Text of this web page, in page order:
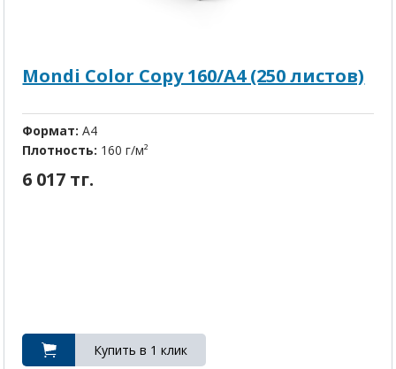
Mondi Color Copy 160/A4 (250 листов)
Формат:A4
Плотность: 160 г/м²
6 017 тг.